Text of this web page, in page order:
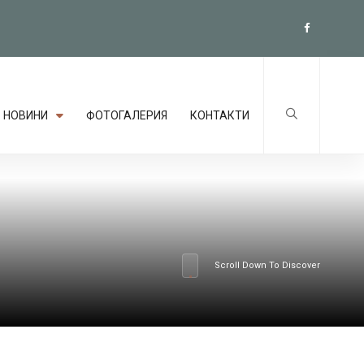
НОВИНИ ФОТОГАЛЕРИЯ КОНТАКТИ
Scroll Down To Discover